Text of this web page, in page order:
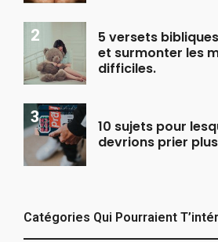
5 versets
et surmonter les
difficiles.
10 sujets pour
devrions prier
Catégories Qui Pourraient